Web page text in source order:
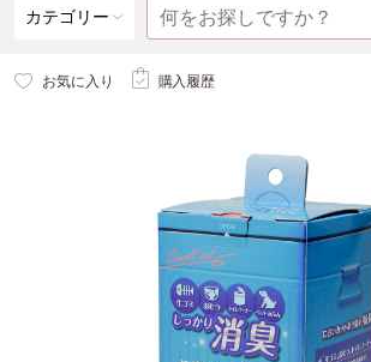
カテゴリー
お気に入り 購入履歴